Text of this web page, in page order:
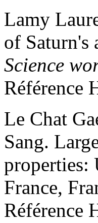
Lamy
of Saturn's
Science
Référence
Le Chat
Sang.
properties:
France,
Référence